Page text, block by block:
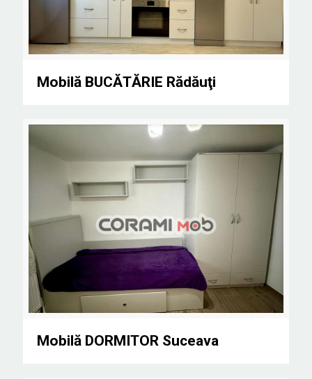
Mobilă BUCĂTĂRIE Rădăuţi
Mobilă BUCĂTĂRIE Rădăuţi
Mobilă DORMITOR Suceava
Mobilă DORMITOR Suceava